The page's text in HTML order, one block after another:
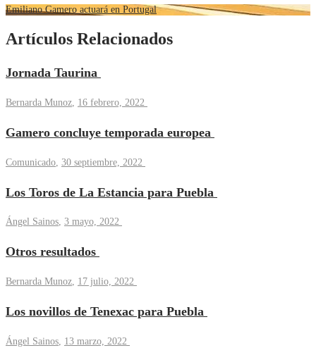
Emiliano Gamero actuará en Portugal
Artículos Relacionados
Jornada Taurina
Bernarda Munoz 16 febrero, 2022
Gamero concluye temporada europea
Comunicado 30 septiembre, 2022
Los Toros de La Estancia para Puebla
Ángel Sainos, 3 mayo, 2022
Otros resultados
Bernarda Munoz, 17 julio, 2022
Los novillos de Tenexac para Puebla
Ángel Sainos, 13 marzo, 2022